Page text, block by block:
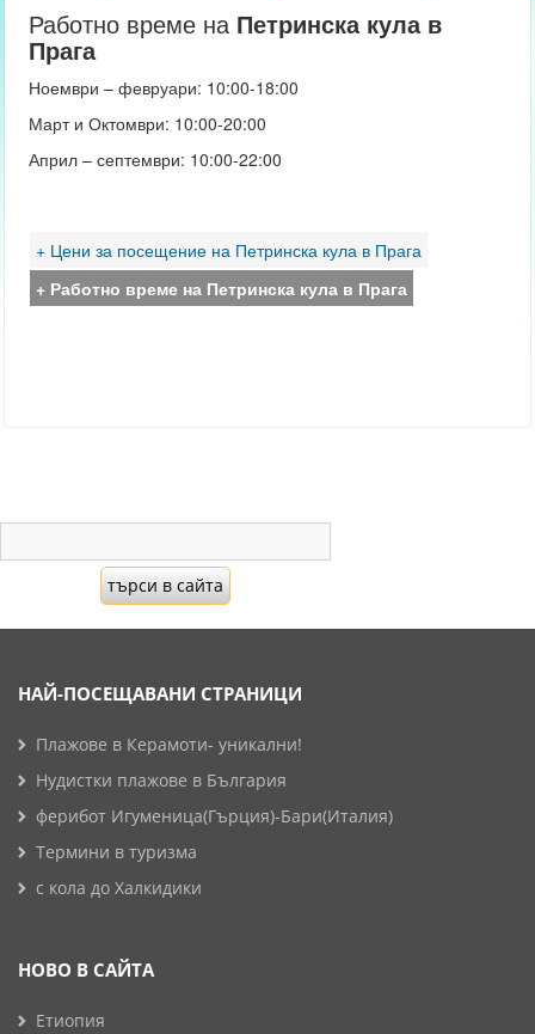
Работно време на Петринска кула в
Прага
Ноември – февруари: 10:00-18:00
Март и Октомври: 10:00-20:00
Април – септември: 10:00-22:00
+ Цени за посещение на Петринска кула в Прага
+ Работно време на Петринска кула в Прага
НАЙ-ПОСЕЩАВАНИ СТРАНИЦИ
Плажове в Керамоти- уникални!
Нудистки плажове в България
ферибот Игуменица(Гърция)-Бари(Италия)
Термини в туризма
с кола до Халкидики
НОВО В САЙТА
Етиопия